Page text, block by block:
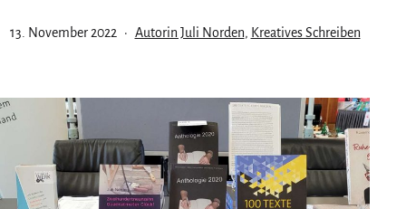
Veröffentlicht
13. November 2022
Kategorisiert
Autorin Juli Norden, Kreatives Schreiben